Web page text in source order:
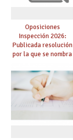
Oposiciones
Inspección 2026:
Publicada resolución
por la que se nombra
prácticas, se regulan
dichas prácticas y se
convoca acto público
de adjudicación